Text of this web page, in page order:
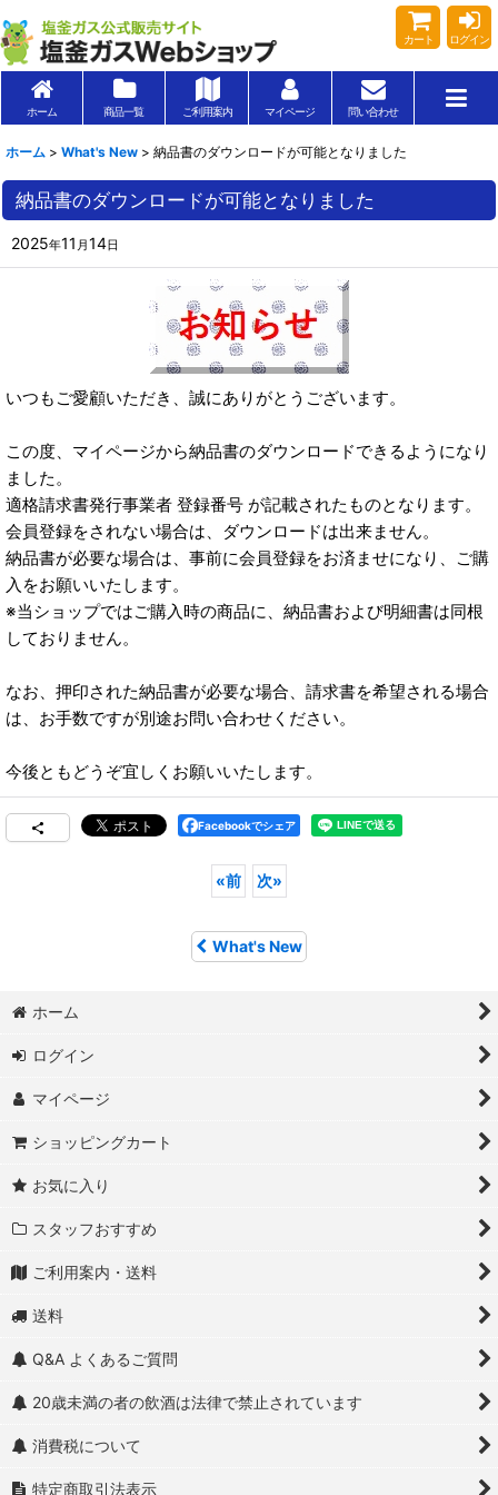
カート ログイン
ホーム 商品一覧 ご利用案内 マイページ 問い合わせ
ホーム > What's New > 納品書のダウンロードが可能となりました
納品書のダウンロードが可能となりました
2025年11 月14日
いつもご愛顧いただき、誠にありがとうございます。
この度、マイページから納品書のダウンロードできるようになり
ました。
適格請求書発行事業者 登録番号 が記載されたものとなります。
会員登録をされない場合は、ダウンロードは出来ません。
納品書が必要な場合は、事前に会員登録をお済ませになり、ご購
入をお願いいたします。
※当ショップではご購入時の商品に、納品書および明細書は同根
しておりません。
なお、押印された納品書が必要な場合、請求書を希望される場合
は、お手数ですが別途お問い合わせください。
今後ともどうぞ宜しくお願いいたします。
Facebookでシェア
«前 次»
What's New
ホーム
ログイン
マイページ
ショッピングカート
お気に入り
スタッフおすすめ
ご利用案内・送料
送料
Q&A よくあるご質問
20歳未満の者の飲酒は法律で禁止されています
消費税について
特定商取引法表示